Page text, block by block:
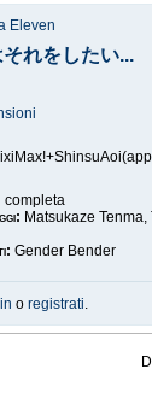
Eleven
れをしたい...
completa
Matsukaze
Gender Bender
o registrati.